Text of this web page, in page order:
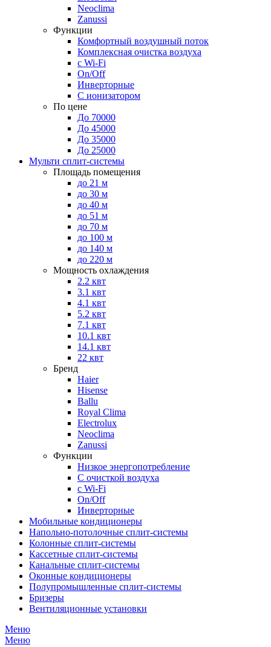
Neoclima
Zanussi
Функции
Комфортный воздушный поток
Комплексная очистка воздуха
с Wi-Fi
On/Off
Инверторные
С ионизатором
По цене
До 70000
До 45000
До 35000
До 25000
Мульти сплит-системы
Площадь помещения
до 21 м
до 30 м
до 40 м
до 51 м
до 70 м
до 100 м
до 140 м
до 220 м
Мощность охлаждения
2.2 квт
3.1 квт
4.1 квт
5.2 квт
7.1 квт
10.1 квт
14.1 квт
22 квт
Бренд
Haier
Hisense
Ballu
Royal Clima
Electrolux
Neoclima
Zanussi
Функции
Низкое энергопотребление
С очисткой воздуха
с Wi-Fi
On/Off
Инверторные
Мобильные кондиционеры
Напольно-потолоч​ные ​сплит-системы
Колонные ​​сплит-системы
Кассетные сплит-системы
Канальные сплит-системы
Оконные кондиционеры
Полупромышленные сплит-системы
Бризеры
Вентиляционные установки
Меню
Меню